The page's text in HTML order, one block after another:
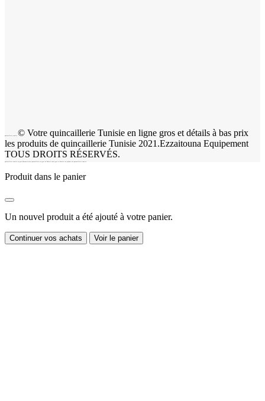
quincaillerie tunisie © Votre quincaillerie Tunisie en ligne gros et détails à bas prix
les produits de quincaillerie Tunisie 2021.Ezzaitouna Equipement
TOUS DROITS RÉSERVÉS.
quincaillerie tunisie en gros Découvrez notre quincaillerie en gros en Tunisie vente gros et détails les produits de quincaillerie tunisie.
Produit dans le panier
Un nouvel produit a été ajouté à votre panier.
Continuer vos achats Voir le panier